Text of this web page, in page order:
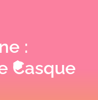
:
Casque